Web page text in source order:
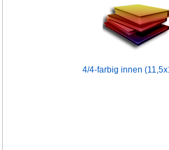
4/4-farbig innen